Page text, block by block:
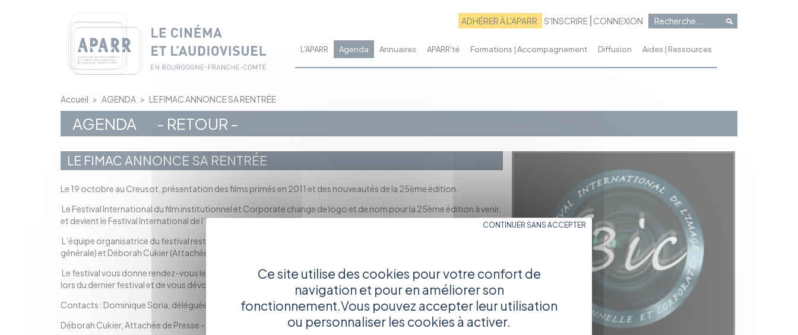
ADHÉRER À L'APARR S'INSCRIRE CONNEXION
L'APARR Agenda Annuaires APARR'té Formations | Accompagnement Diffusion Aides | Ressources
Accueil > AGENDA > LE FIMAC ANNONCE SA RENTRÉE
AGENDA - RETOUR -
LE FIMAC ANNONCE SA RENTRÉE
Le 19 octobre au Creusot, présentation des films primés en 2011 et des nouveautés de la 25ème édition.
Le Festival International du film institutionnel et Corporate change de logo et de nom pour la 25ème édition à venir,
et devient le Festival International de l’Image Corporate : F2IC.
L’équipe organisatrice du festival reste la même : Gérard Gianni (Président du Festival), Dominique Sonia (Déléguée
générale) et Déborah Cukier (Attachée de Presse).
Le festival vous donne rendez-vous le mercredi 19 octobre afin de vous présenter une sélection des films primés
lors du dernier festival et de vous dévoiler les premières nouveautés de la 25ème édition.
Contacts : Dominique Soria, déléguée générale -dsoria@festivalfimaccorporate.com
Déborah Cukier, Attachée de Presse -
Ce site utilise des cookies pour votre confort de
navigation et pour en améliorer son
fonctionnement.Vous pouvez accepter leur utilisation
ou personnaliser les cookies à activer.
CONTINUER SANS ACCEPTER